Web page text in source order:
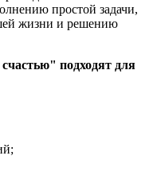
простой задачи,
жизни и решению
подходят для